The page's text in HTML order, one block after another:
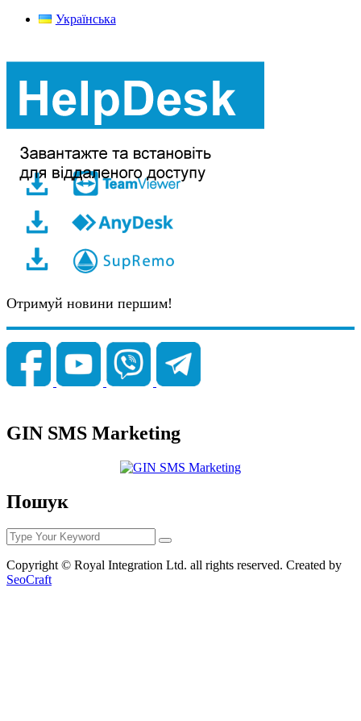
Українська
Отримуй новини першим!
GIN SMS Marketing
Пошук
Copyright © Royal Integration Ltd. all rights reserved. Created by
SeoCraft